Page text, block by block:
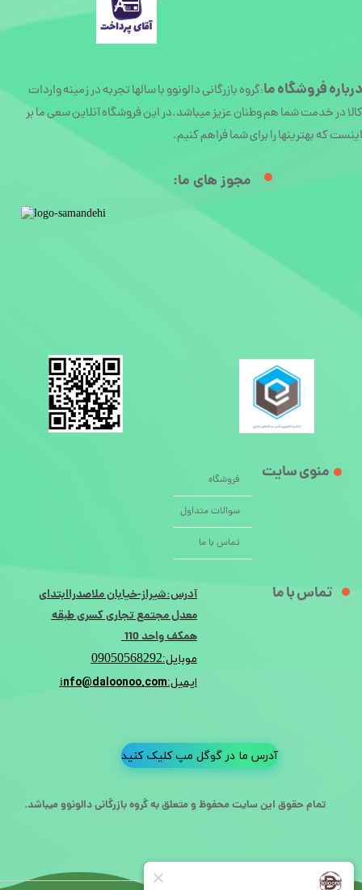
تمام حقوق این سایت محفوظ و متعلق به گروه بازرگانی دالونوو میباشد.
دربارهفروشگاه ما:گروه بازرگانی دالونوو با سالها تجربه در زمینه واردات
کالا در خدمت شما هم وطنان عزیز میباشد.در این فروشگاه آنلاین سعی ما بر
اینست که بهترینها را برای شما فراهم کنیم.
فروشگاه
سوالات متداول
تماس با ما
منوی سایت
تماس با ما
آدرس:شیراز-خیابان ملاصدراابتدای
معدل مجتمع تجاری کسری طبقه
همکف واحد 110
موبایل:09050568292
ایمیل:info@daloonoo.com
مجوز های ما:​
آدرس ما در گوگل مپ کلیک کنید